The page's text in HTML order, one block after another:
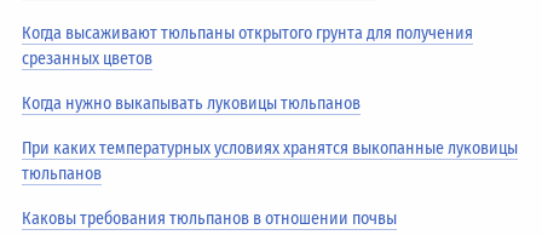
Когда высаживают тюльпаны открытого грунта для получения
срезанных цветов
Когда нужно выкапывать луковицы тюльпанов
При каких температурных условиях хранятся выкопанные луковицы
тюльпанов
Каковы требования тюльпанов в отношении почвы